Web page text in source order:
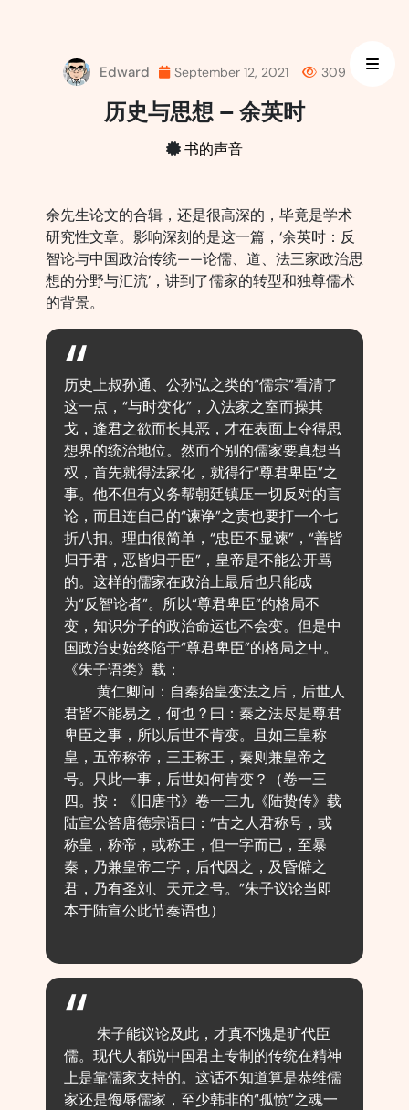
Edward September 12, 2021 309
历史与思想 – 余英时
书的声音
余先生论文的合辑，还是很高深的，毕竟是学术
研究性文章。影响深刻的是这一篇，‘余英时：反
智论与中国政治传统——论儒、道、法三家政治思
想的分野与汇流’，讲到了儒家的转型和独尊儒术
的背景。
历史上叔孙通、公孙弘之类的“儒宗”看清了
这一点，“与时变化”，入法家之室而操其
戈，逢君之欲而长其恶，才在表面上夺得思
想界的统治地位。然而个别的儒家要真想当
权，首先就得法家化，就得行“尊君卑臣”之
事。他不但有义务帮朝廷镇压一切反对的言
论，而且连自己的“谏诤”之责也要打一个七
折八扣。理由很简单，“忠臣不显谏”，“善皆
归于君，恶皆归于臣”，皇帝是不能公开骂
的。这样的儒家在政治上最后也只能成
为“反智论者”。所以“尊君卑臣”的格局不
变，知识分子的政治命运也不会变。但是中
国政治史始终陷于“尊君卑臣”的格局之中。
《朱子语类》载：
黄仁卿问：自秦始皇变法之后，后世人
君皆不能易之，何也？曰：秦之法尽是尊君
卑臣之事，所以后世不肯变。且如三皇称
皇，五帝称帝，三王称王，秦则兼皇帝之
号。只此一事，后世如何肯变？（卷一三
四。按：《旧唐书》卷一三九《陆贽传》载
陆宣公答唐德宗语曰：“古之人君称号，或
称皇，称帝，或称王，但一字而已，至暴
秦，乃兼皇帝二字，后代因之，及昏僻之
君，乃有圣刘、天元之号。”朱子议论当即
本于陆宣公此节奏语也）
朱子能议论及此，才真不愧是旷代臣
儒。现代人都说中国君主专制的传统在精神
上是靠儒家支持的。这话不知道算是恭维儒
家还是侮辱儒家，至少韩非的“孤愤”之魂一